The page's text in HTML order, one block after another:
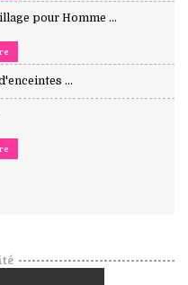
pour Homme ...
...